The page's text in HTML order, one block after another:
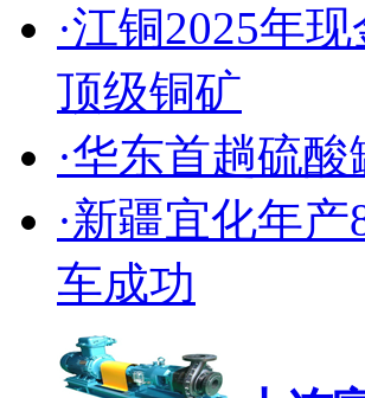
·江铜2025年
顶级铜矿
·华东首趟硫
·新疆宜化年
车成功